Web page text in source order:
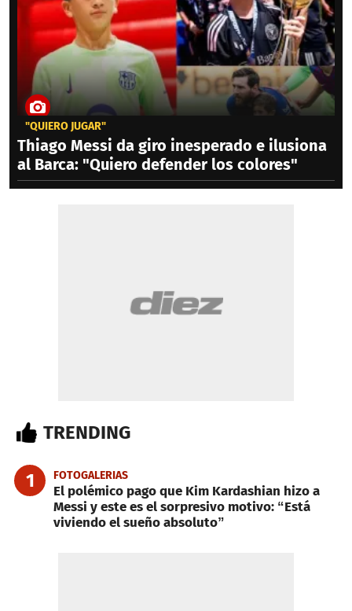
"QUIERO JUGAR"
Thiago Messi da giro inesperado e ilusiona
al Barca: "Quiero defender los colores"
TRENDING
1 FOTOGALERIAS
El polémico pago que Kim Kardashian hizo a
Messi y este es el sorpresivo motivo: “Está
viviendo el sueño absoluto”